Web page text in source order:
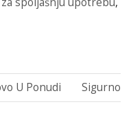
U Ponudi Sigurno